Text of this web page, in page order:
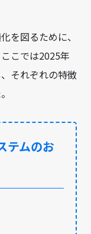
を図るために、
こでは2025年
それぞれの特徴
テムのお